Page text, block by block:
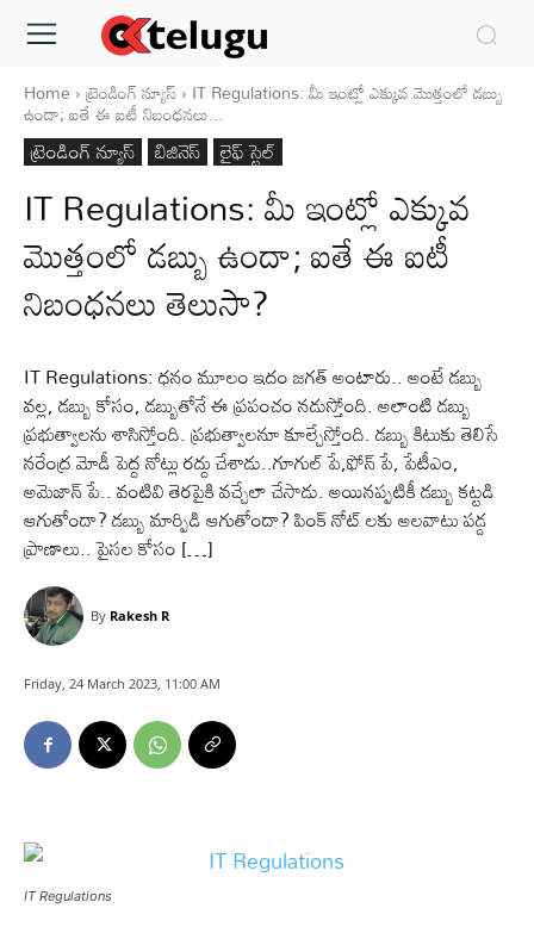
Home ట్రెండింగ్ న్యూస్ IT Regulations: మీ ఇంట్లో ఎక్కువ మొత్తంలో డబ్బు
ఉందా; ఐతే ఈ ఐటీ నిబంధనలు...
ట్రెండింగ్ న్యూస్ బిజినెస్ లైఫ్ స్టైల్
IT Regulations: మీ ఇంట్లో ఎక్కువ
మొత్తంలో డబ్బు ఉందా; ఐతే ఈ ఐటీ
నిబంధనలు తెలుసా?
IT Regulations: ధనం మూలం ఇదం జగత్ అంటారు.. అంటే డబ్బు
వల్ల, డబ్బు కోసం, డబ్బుతోనే ఈ ప్రపంచం నడుస్తోంది. అలాంటి డబ్బు
ప్రభుత్వాలను శాసిస్తోంది. ప్రభుత్వాలనూ కూల్చేస్తోంది. డబ్బు కిటుకు తెలిసే
నరేంద్ర మోడీ పెద్ద నోట్లు రద్దు చేశాడు..గూగుల్ పే,ఫోన్ పే, పేటీఎం,
అమెజాన్ పే.. వంటివి తెరపైకి వచ్చేలా చేసాడు. అయినప్పటికీ డబ్బు కట్టడి
ఆగుతోందా? డబ్బు మార్పిడి ఆగుతోందా? పింక్ నోట్ లకు అలవాటు పడ్డ
ప్రాణాలు.. పైసల కోసం […]
By Rakesh R
Friday, 24 March 2023, 11:00 AM
IT Regulations